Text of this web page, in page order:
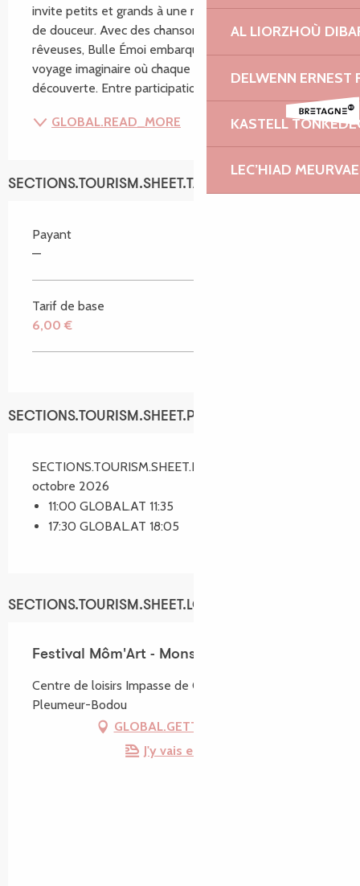
AL LIORZHOÙ
DELWENN ERNEST
KASTELL
LEC’HIAD
invite petits et grands à une rêverie musicale pleine
de douceur. Avec des chansons drôles, sensibles ou
rêveuses, Bulle Émoi embarque le public dans un
voyage imaginaire où chaque mélodie devient une
découverte. Entre participation, émotions et...
GLOBAL.READ_MORE
SECTIONS.TOURISM.SHEET.TARIFFS.TARIFFS
Payant
—
Tarif de base
6,00 €
SECTIONS.TOURISM.SHEET.PERIODS.SCHEDULES
SECTIONS.TOURISM.SHEET.PERIODS.ON 29
octobre 2026
11:00 GLOBAL.AT 11:35
17:30 GLOBAL.AT 18:05
SECTIONS.TOURISM.SHEET.LOCATION
Festival Môm'Art - Monsieur Léo
Centre de loisirs Impasse de Crec'h Labo, 22560
Pleumeur-Bodou
GLOBAL.GETTING_THERE
J'y vais en train !